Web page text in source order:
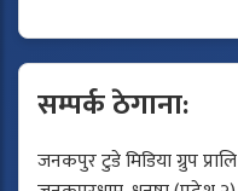
सम्पर्क ठेगाना:
जनकपुर टुडे मिडिया ग्रुप प्रालि